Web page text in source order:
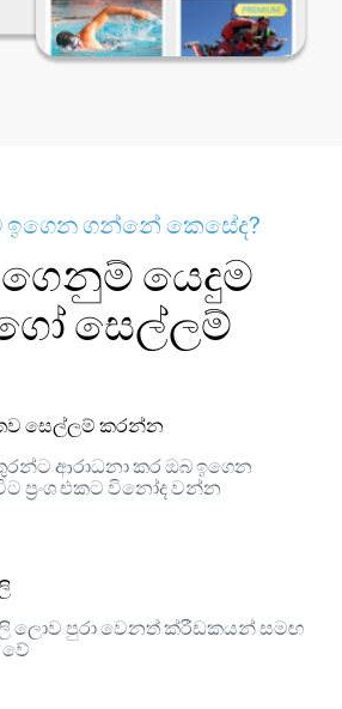
ඉගෙන ගන්නේ කෙසේද?
යෙදුම
සෙල්ලම්
සෙල්ලම් කරන්න
ආරාධනා කර ඔබ ඉගෙන
ප්‍රංශ එකට විනෝද වන්න
ලොව පුරා වෙනත් ක්රීඩකයන් සමඟ